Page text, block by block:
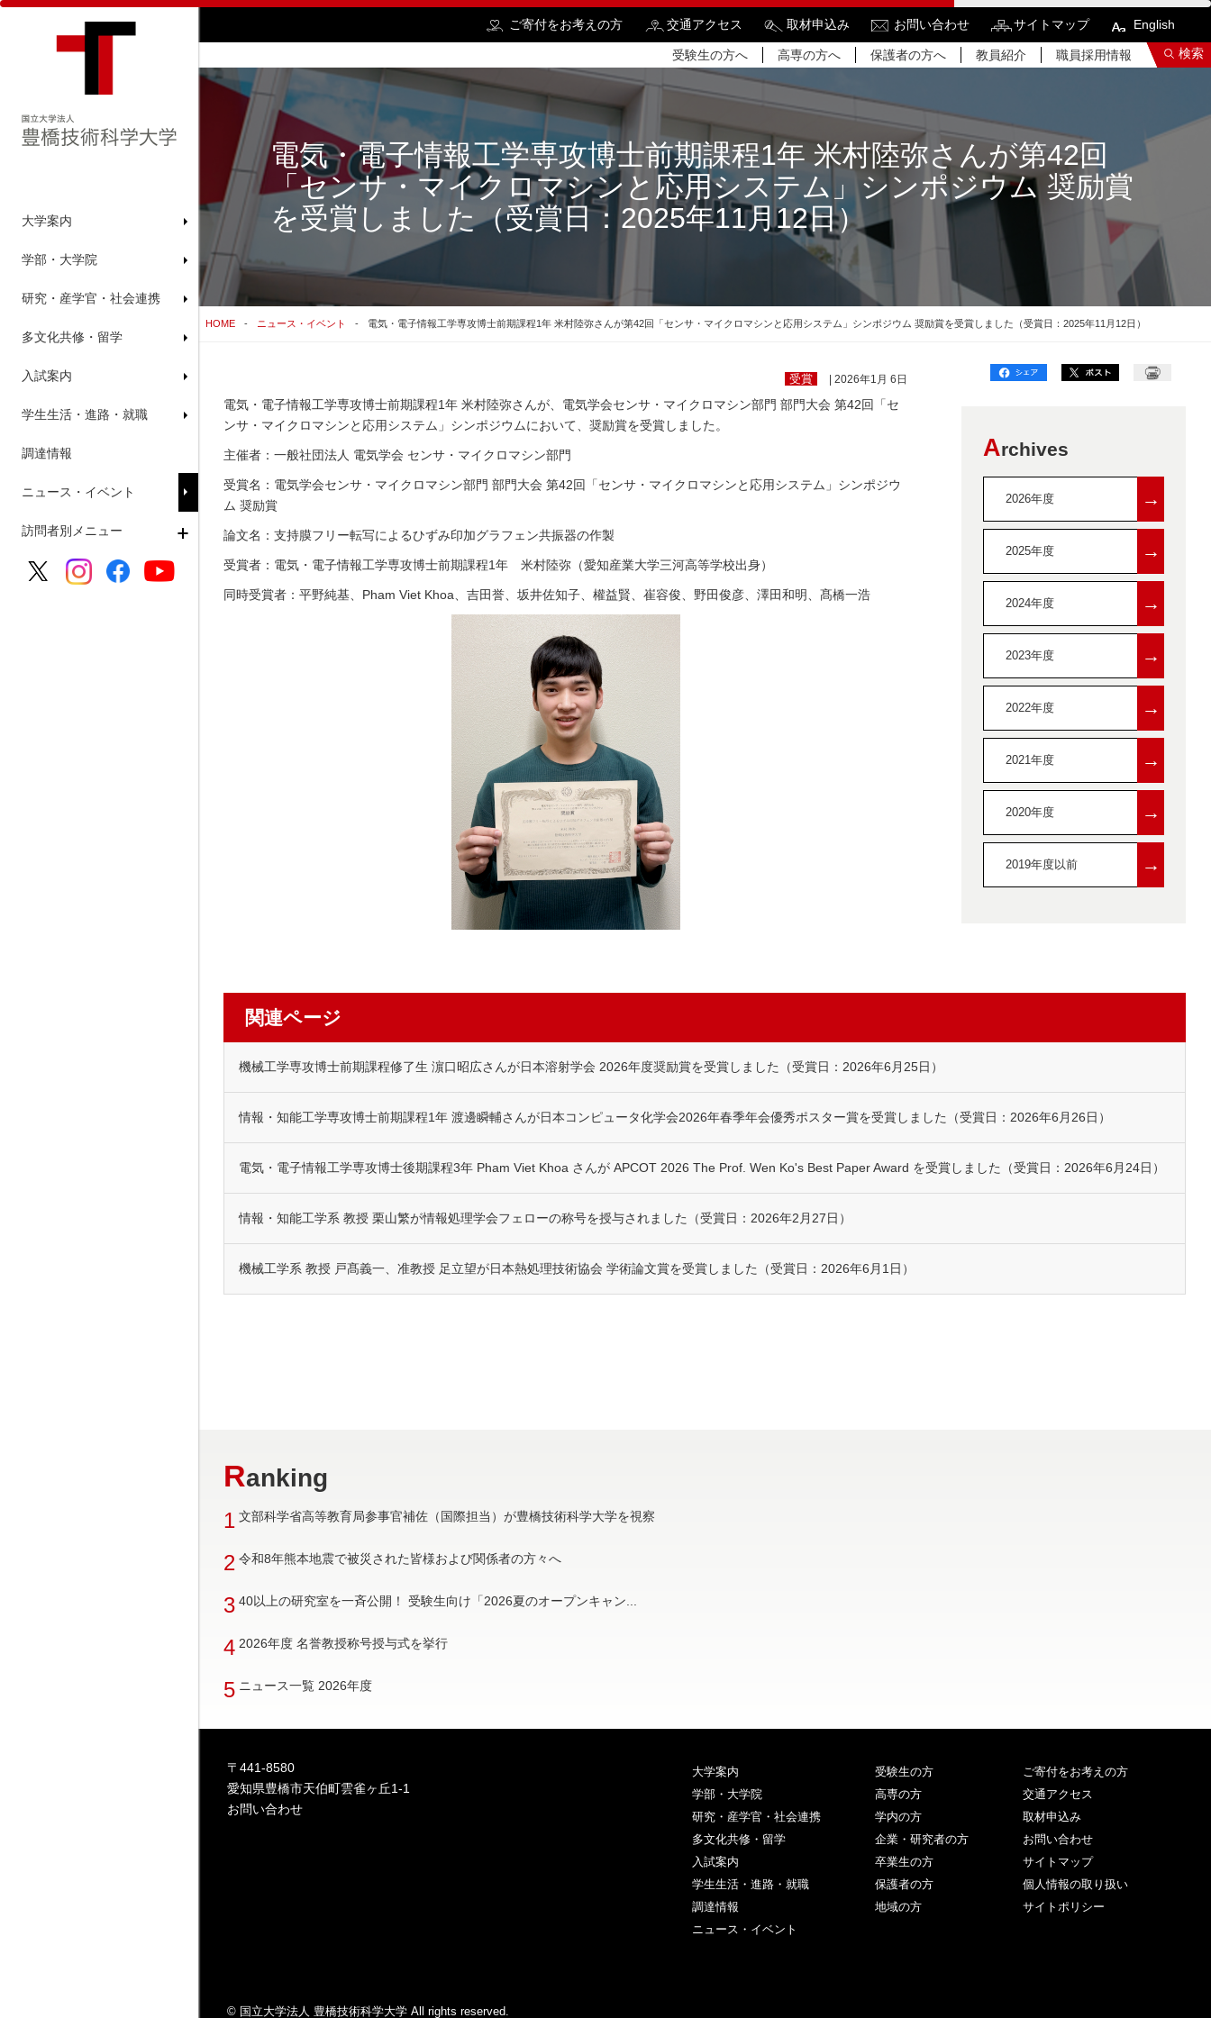
大学案内
学部・大学院
研究・産学官・社会連携
多文化共修・留学
入試案内
学生生活・進路・就職
調達情報
ニュース・イベント
訪問者別メニュー
ご寄付をお考えの方 交通アクセス 取材申込み お問い合わせ サイトマップ English
受験生の方へ 高専の方へ 保護者の方へ 教員紹介 職員採用情報 検索
検索結果をもっと見る
関連サイトすべてを検索する
電気・電子情報工学専攻博士前期課程1年 米村陸弥さんが第42回
「センサ・マイクロマシンと応用システム」シンポジウム 奨励賞
を受賞しました（受賞日：2025年11月12日）
HOME ニュース・イベント 電気・電子情報工学専攻博士前期課程1年 米村陸弥さんが第42回「センサ・マイクロマシンと応用システム」シンポジウム 奨励賞を受賞しました（受賞日：2025年11月12日）
受賞 | 2026年1月 6日
電気・電子情報工学専攻博士前期課程1年 米村陸弥さんが、電気学会センサ・マイクロマシン部門 部門大会 第42回「セ
ンサ・マイクロマシンと応用システム」シンポジウムにおいて、奨励賞を受賞しました。
主催者：一般社団法人 電気学会 センサ・マイクロマシン部門
受賞名：電気学会センサ・マイクロマシン部門 部門大会 第42回「センサ・マイクロマシンと応用システム」シンポジウ
ム 奨励賞
論文名：支持膜フリー転写によるひずみ印加グラフェン共振器の作製
受賞者：電気・電子情報工学専攻博士前期課程1年 米村陸弥（愛知産業大学三河高等学校出身）
同時受賞者：平野純基、Pham Viet Khoa、吉田誉、坂井佐知子、權益賢、崔容俊、野田俊彦、澤田和明、髙橋一浩
Archives
2026年度 →
2025年度 →
2024年度 →
2023年度 →
2022年度 →
2021年度 →
2020年度 →
2019年度以前 →
関連ページ
機械工学専攻博士前期課程修了生 濵口昭広さんが日本溶射学会 2026年度奨励賞を受賞しました（受賞日：2026年6月25日）
情報・知能工学専攻博士前期課程1年 渡邊瞬輔さんが日本コンピュータ化学会2026年春季年会優秀ポスター賞を受賞しました（受賞日：2026年6月26日）
電気・電子情報工学専攻博士後期課程3年 Pham Viet Khoa さんが APCOT 2026 The Prof. Wen Ko's Best Paper Award を受賞しました（受賞日：2026年6月24日）
情報・知能工学系 教授 栗山繁が情報処理学会フェローの称号を授与されました（受賞日：2026年2月27日）
機械工学系 教授 戸髙義一、准教授 足立望が日本熱処理技術協会 学術論文賞を受賞しました（受賞日：2026年6月1日）
Ranking
1 文部科学省高等教育局参事官補佐（国際担当）が豊橋技術科学大学を視察
2 令和8年熊本地震で被災された皆様および関係者の方々へ
3 40以上の研究室を一斉公開！ 受験生向け「2026夏のオープンキャン...
4 2026年度 名誉教授称号授与式を挙行
5 ニュース一覧 2026年度
〒441-8580
愛知県豊橋市天伯町雲雀ヶ丘1-1
お問い合わせ
大学案内
学部・大学院
研究・産学官・社会連携
多文化共修・留学
入試案内
学生生活・進路・就職
調達情報
ニュース・イベント
受験生の方
高専の方
学内の方
企業・研究者の方
卒業生の方
保護者の方
地域の方
ご寄付をお考えの方
交通アクセス
取材申込み
お問い合わせ
サイトマップ
個人情報の取り扱い
サイトポリシー
© 国立大学法人 豊橋技術科学大学 All rights reserved.